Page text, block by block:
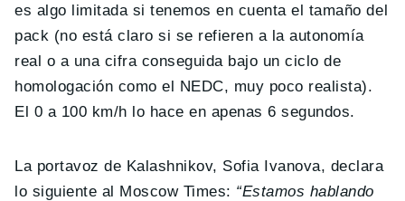
es algo limitada si tenemos en cuenta el tamaño del
pack (no está claro si se refieren a la autonomía
real o a una cifra conseguida bajo un ciclo de
homologación como el NEDC, muy poco realista).
El 0 a 100 km/h lo hace en apenas 6 segundos.
La portavoz de Kalashnikov, Sofia Ivanova, declara
lo siguiente al Moscow Times: “Estamos hablando